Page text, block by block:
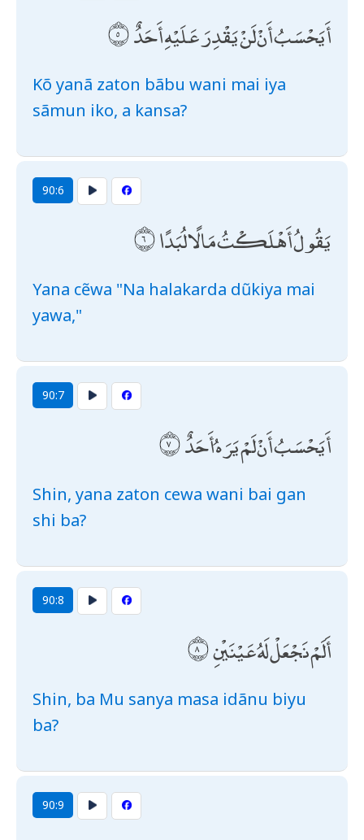
أَيَحْسَبُ أَنْ لَنْ يَقْدِرَ عَلَيْهِ أَحَدٌ
Kõ yanã zaton bãbu wani mai iya
sãmun iko, a kansa?
90:6
يَقُولُ أَهْلَكْتُ مَالًا لُبَدًا
Yana cẽwa "Na halakarda dũkiya mai
yawa,"
90:7
أَيَحْسَبُ أَنْ لَمْ يَرَهُ أَحَدٌ
Shin, yana zaton cewa wani bai gan
shi ba?
90:8
أَلَمْ نَجْعَلْ لَهُ عَيْنَيْنِ
Shin, ba Mu sanya masa idãnu biyu
ba?
90:9